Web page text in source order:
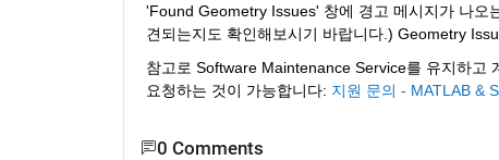
'Found Geometry Issues' 창에 경고 메시지가 나오
견되는지도 확인해보시기 바랍니다.) Geometry
참고로 Software Maintenance Service를 유지하고
요청하는 것이 가능합니다: 지원 문의 - MATLAB &
0 Comments